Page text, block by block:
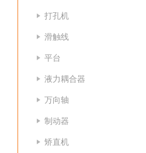
打孔机
滑触线
平台
液力耦合器
万向轴
制动器
矫直机